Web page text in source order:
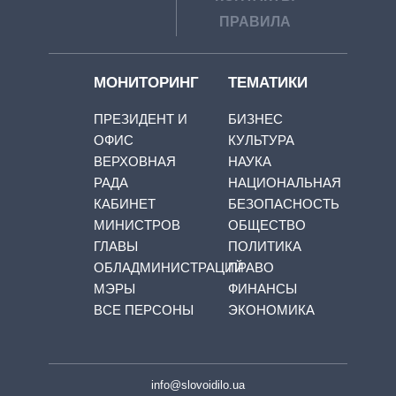
ПРАВИЛА
МОНИТОРИНГ
ПРЕЗИДЕНТ И
ОФИС
ВЕРХОВНАЯ
РАДА
КАБИНЕТ
МИНИСТРОВ
ГЛАВЫ
ОБЛАДМИНИСТРАЦИЙ
МЭРЫ
ВСЕ ПЕРСОНЫ
ТЕМАТИКИ
БИЗНЕС
КУЛЬТУРА
НАУКА
НАЦИОНАЛЬНАЯ
БЕЗОПАСНОСТЬ
ОБЩЕСТВО
ПОЛИТИКА
ПРАВО
ФИНАНСЫ
ЭКОНОМИКА
info@slovoidilo.ua